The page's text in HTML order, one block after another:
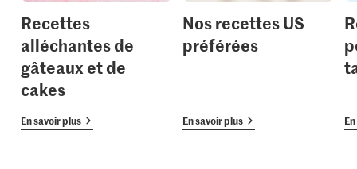
Recettes
alléchantes de
gâteaux et de
cakes
En savoir plus
Nos recettes US
préférées
En savoir plus